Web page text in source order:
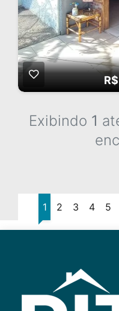
Exibindo 1
1 2 3 4 5